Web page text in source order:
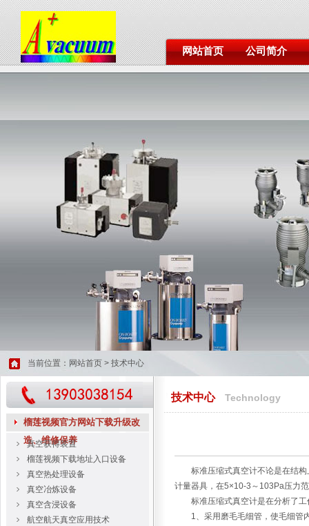
网站首页 公司简介
当前位置： 网站首页 > 技术中心
榴莲视频官方网站下载升级改
造、维修保养
真空获得装置
榴莲视频下载地址入口设备
真空热处理设备
真空冶炼设备
真空含浸设备
航空航天真空应用技术
技术中心 Technology
标准压缩式真空计不论是在结构上
计量器具，在5×10-3～103Pa压力范
标准压缩式真空计是在分析了工作压
1、采用磨毛毛细管，使毛细